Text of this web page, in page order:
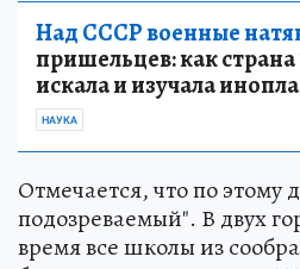
Над СССР военные
пришельцев: как страна
искала и изучала
НАУКА
Отмечается, что по этому
подозреваемый". В двух
время все школы из